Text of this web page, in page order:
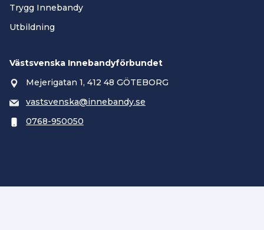
Trygg Innebandy
Utbildning
Västsvenska Innebandyförbundet
Mejerigatan 1, 412 48 GÖTEBORG
vastsvenska@innebandy.se
0768-950050